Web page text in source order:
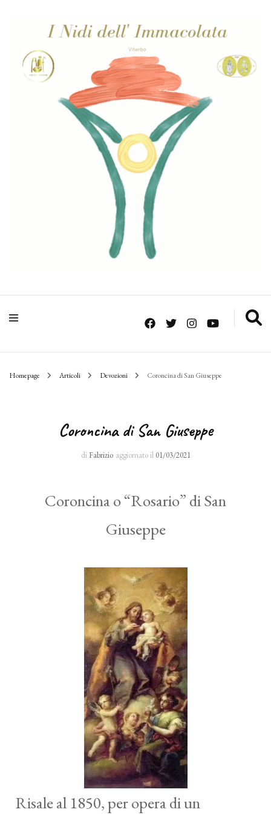
Homepage Articoli Devozioni Coroncina di San Giuseppe
Coroncina di San Giuseppe
di Fabrizio aggiornato il 01/03/2021
Coroncina o “Rosario” di San
Giuseppe
Risale al 1850, per opera di un